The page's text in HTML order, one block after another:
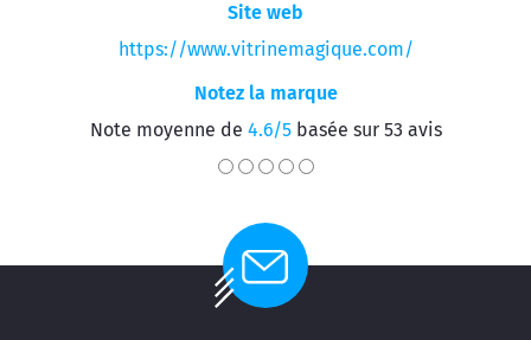
Site web
https://www.vitrinemagique.com/
Notez la marque
Note moyenne de 4.6/5basée sur 53 avis